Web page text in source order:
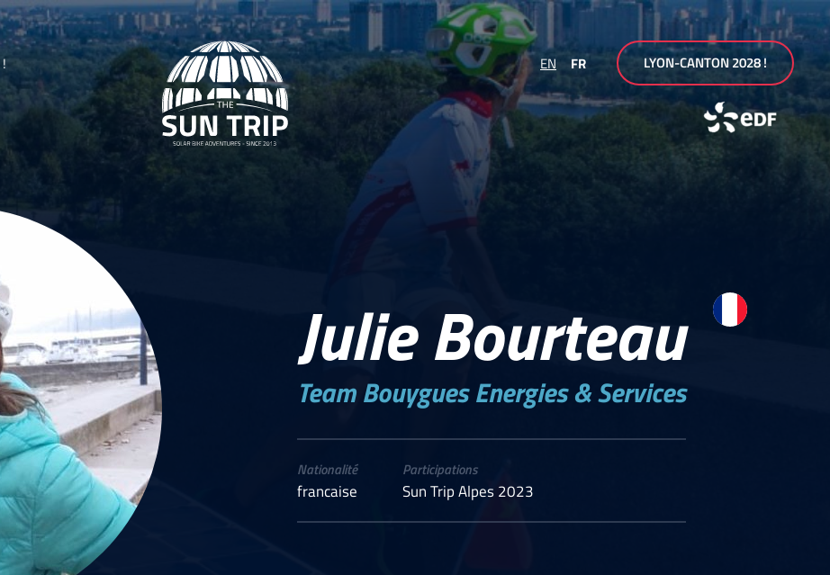
! EN FR LYON-CANTON 2028 !
Julie Bourteau
Team Bouygues Energies & Services
Nationalité
francaise
Participations
Sun Trip Alpes 2023